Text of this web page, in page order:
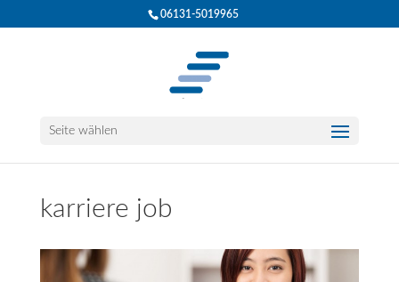
06131-5019965
Seite wählen
karriere job